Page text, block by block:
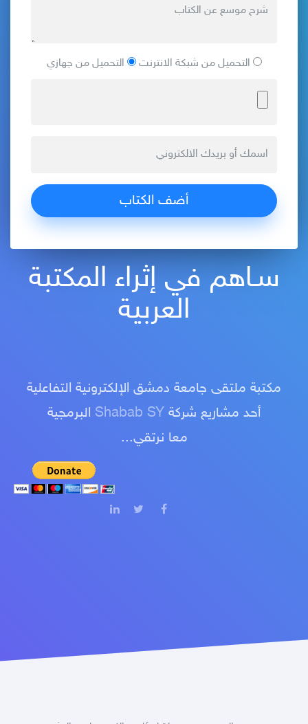
التحميل من شبكة الانترنت التحميل من جهازي
سـاهم في إثراء المكتبة
العربية
مكتبة ملتقى جامعة دمشق الإلكترونية التفاعلية
أحد مشاريع شركة Shabab SY البرمجية
معا نرتقي...